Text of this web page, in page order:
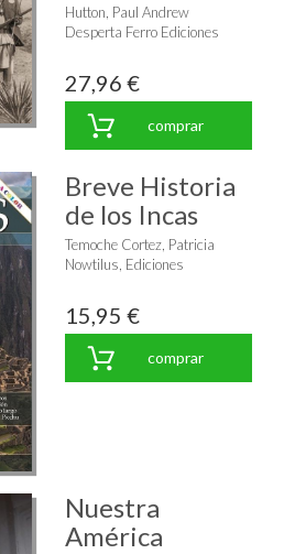
Hutton, Paul Andrew
Desperta Ferro Ediciones
27,96 €
comprar
Breve Historia
de los Incas
Temoche Cortez, Patricia
Nowtilus, Ediciones
15,95 €
comprar
Nuestra
América